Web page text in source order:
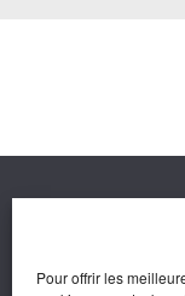
Pour offrir les